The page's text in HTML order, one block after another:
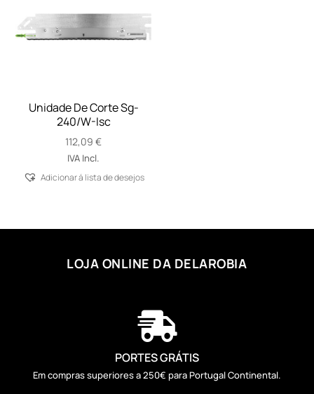
Unidade De Corte Sg-
240/W-Isc
112,09€
IVA Incl.
Adicionar á lista de desejos
LOJA ONLINE DA DELAROBIA

PORTES GRÁTIS
Em compras superiores a 250€ para Portugal Continental.